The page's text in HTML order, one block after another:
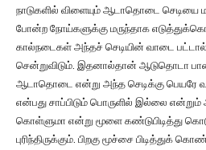
நாடுகளில் விளையும் ஆடாதொடை செடியை
போன்ற நோய்களுக்கு மருந்தாக
கால்நடைகள் அந்தச் செடியின் வாடை பட்டால்
சென்றுவிடும். இதனால்தான் ஆடுதொடா
ஆடாதொடை என்று அந்த செடிக்கு பெயரே
என்பது சாப்பிடும் பொருளில் இல்லை என்றும்
கொள்ளுமா என்று மூளை கண்டுபிடித்து
புரிந்திருக்கும். பிறகு மூச்சை